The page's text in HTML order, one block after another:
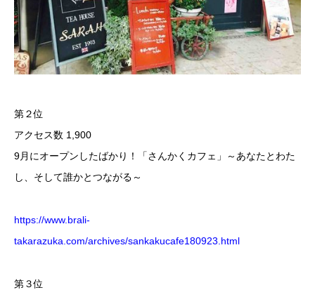
第２位
アクセス数 1,900
9月にオープンしたばかり！「さんかくカフェ」～あなたとわた
し、そして誰かとつながる～
https://www.brali-
takarazuka.com/archives/sankakucafe180923.html
第３位